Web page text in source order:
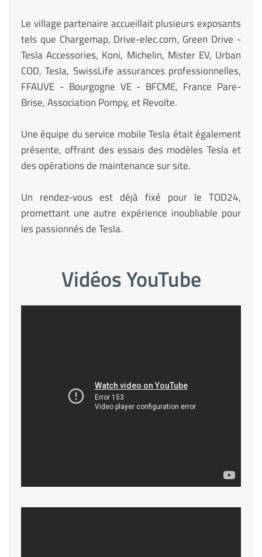
Le village partenaire accueillait plusieurs exposants
tels que Chargemap, Drive-elec.com, Green Drive -
Tesla Accessories, Koni, Michelin, Mister EV, Urban
COD, Tesla, SwissLife assurances professionnelles,
FFAUVE - Bourgogne VE - BFCME, France Pare-
Brise, Association Pompy, et Revolte.
Une équipe du service mobile Tesla était également
présente, offrant des essais des modèles Tesla et
des opérations de maintenance sur site.
Un rendez-vous est déjà fixé pour le TOD24,
promettant une autre expérience inoubliable pour
les passionnés de Tesla.
Vidéos YouTube